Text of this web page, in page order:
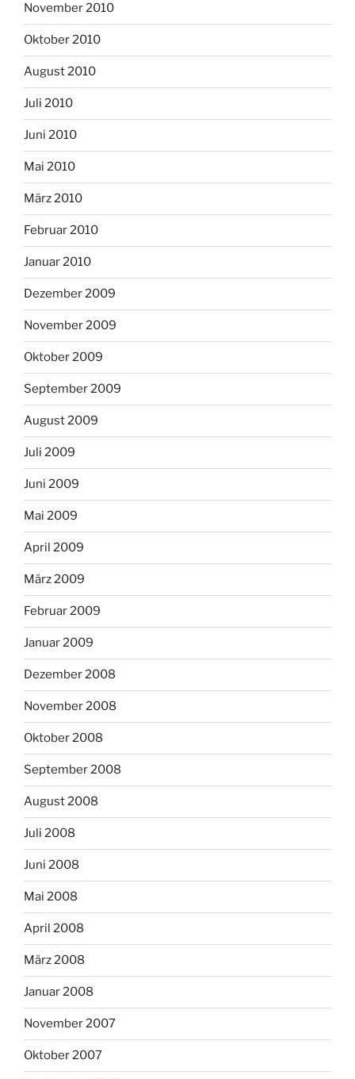
November 2010
Oktober 2010
August 2010
Juli 2010
Juni 2010
Mai 2010
März 2010
Februar 2010
Januar 2010
Dezember 2009
November 2009
Oktober 2009
September 2009
August 2009
Juli 2009
Juni 2009
Mai 2009
April 2009
März 2009
Februar 2009
Januar 2009
Dezember 2008
November 2008
Oktober 2008
September 2008
August 2008
Juli 2008
Juni 2008
Mai 2008
April 2008
März 2008
Januar 2008
November 2007
Oktober 2007